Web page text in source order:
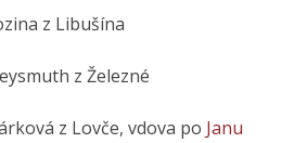
z Libušína
z Železné
z Lovče, vdova po Janu